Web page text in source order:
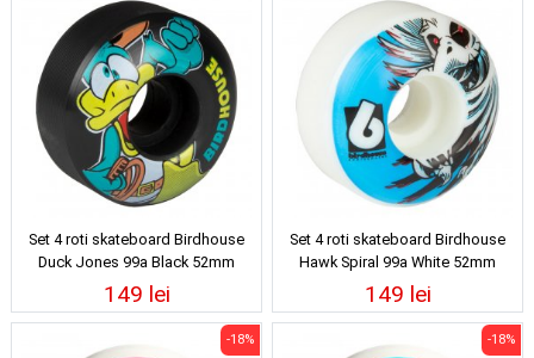
Set 4 roti skateboard Birdhouse
Duck Jones 99a Black 52mm
149 lei
Set 4 roti skateboard Birdhouse
Hawk Spiral 99a White 52mm
149 lei
-18% -18%